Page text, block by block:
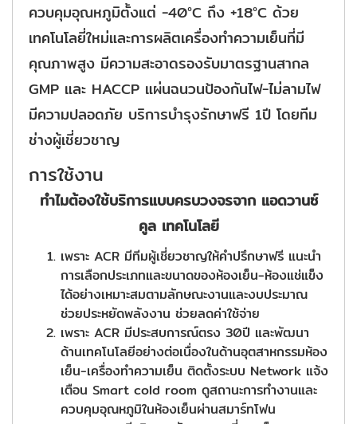
ควบคุมอุณหภูมิตั้งแต่ -40°C ถึง +18°C ด้วย
เทคโนโลยี่ใหม่และการผลิตเครื่องทำความเย็นที่มี
คุณภาพสูง มีความสะอาดรองรับมาตรฐานสากล
GMP และ HACCP แผ่นฉนวนป้องกันไฟ-ไม่ลามไฟ
มีความปลอดภัย บริการบำรุงรักษาฟรี 1ปี โดยทีม
ช่างผู้เชี่ยวชาญ
การใช้งาน
ทำไมต้องใช้บริการแบบครบวงจรจาก แอดวานซ์
คูล เทคโนโลยี
เพราะ ACR มีทีมผู้เชี่ยวชาญให้คำปรึกษาฟรี แนะนำ
การเลือกประเภทและขนาดของห้องเย็น-ห้องแช่แข็ง
ได้อย่างเหมาะสมตามลักษณะงานและงบประมาณ
ช่วยประหยัดพลังงาน ช่วยลดค่าใช้จ่าย
เพราะ ACR มีประสบการณ์ตรง 30ปี และพัฒนา
ด้านเทคโนโลยีอย่างต่อเนื่องในด้านอุตสาหกรรมห้อง
เย็น-เครื่องทำความเย็น ติดตั้งระบบ Network แจ้ง
เตือน Smart cold room ดูสถานะการทำงานและ
ควบคุมอุณหภูมิในห้องเย็นผ่านสมาร์ทโฟน